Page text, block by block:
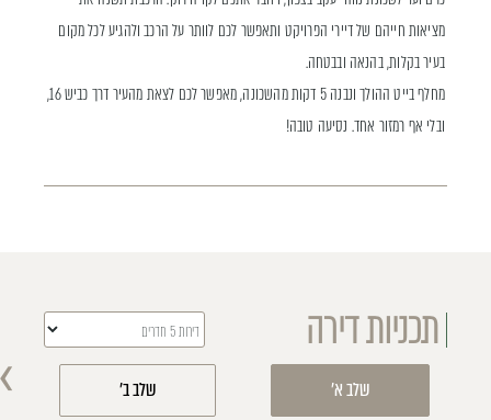
מציאות חייהם של דיירי הפרויקט ותאפשר לכם לוותר על הרכב ולהגיע לכל מקום
בעיר בקלות, בהנאה ובבטחה.
מחלף בייט ההולך ונבנה 5 דקות מהשכונה, מאפשר לכם לצאת מהעיר דרך כביש 16,
ובלי אף רמזור אחד. נסיעה טובה!
תכניות דירה
שלב א' שלב ב' ›